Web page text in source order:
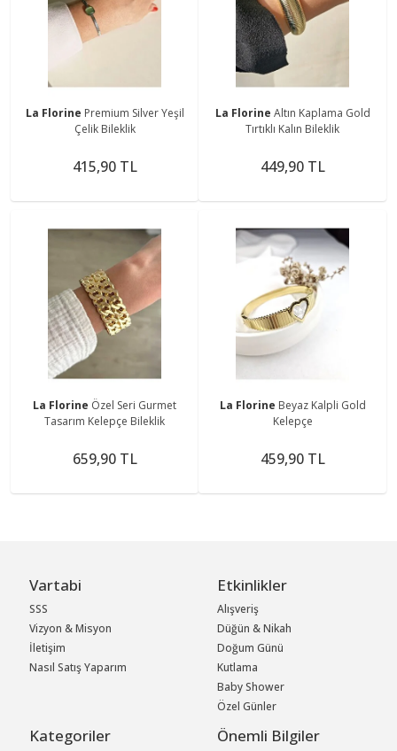
La Florine Premium Silver Yeşil
Çelik Bileklik
415,90 TL
La Florine Altın Kaplama Gold
Tırtıklı Kalın Bileklik
449,90 TL
La Florine Özel Seri Gurmet
Tasarım Kelepçe Bileklik
659,90 TL
La Florine Beyaz Kalpli Gold
Kelepçe
459,90 TL
Vartabi
SSS
Vizyon & Misyon
İletişim
Nasıl Satış Yaparım
Etkinlikler
Alışveriş
Düğün & Nikah
Doğum Günü
Kutlama
Baby Shower
Özel Günler
Kategoriler Önemli Bilgiler